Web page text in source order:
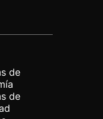
de
de